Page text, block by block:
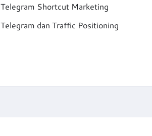
Telegram Shortcut Marketing
Telegram dan Traffic Positioning